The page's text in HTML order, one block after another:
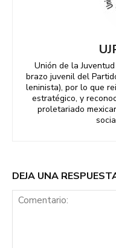
Unión de la
brazo juvenil del
leninista), por lo que
estratégico, y
proletariado
DEJA UNA